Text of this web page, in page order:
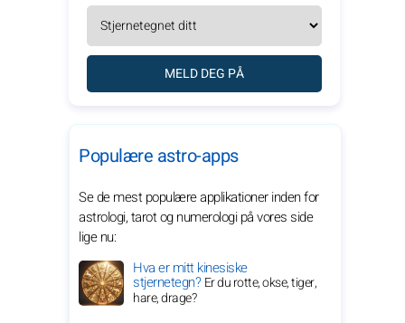
MELD DEG PÅ
Populære astro-apps
Se de mest populære applikationer inden for
astrologi, tarot og numerologi på vores side
lige nu:
Hva er mitt kinesiske
stjernetegn?Er du rotte, okse, tiger,
hare, drage?